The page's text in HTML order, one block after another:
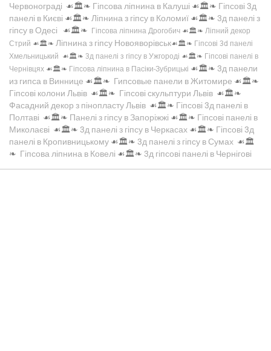
Червонограді ☙🏛️❧ Гіпсова ліпнина в Калуші ☙🏛️❧ Гіпсові 3д
панелі в Києві ☙🏛️❧ Ліпнина з гіпсу в Коломиї ☙🏛️❧ 3д панелі з
гіпсу в Одесі ☙🏛️❧ Гіпсова ліпнина Дрогобич ☙🏛️❧ Ліпний декор
Стрий ☙🏛️❧ Ліпнина з гіпсу Новояворівськ☙🏛️❧ Гіпсові 3d панелі
Хмельницький ☙🏛️❧ 3д панелі з гіпсу в Ужгороді ☙🏛️❧ Гіпсові панелі в
Чернівцях ☙🏛️❧ Гіпсова ліпнина в Пасіки-Зубрицькі ☙🏛️❧ 3д панели
из гипса в Виннице ☙🏛️❧ Гипсовые панели в Житомире ☙🏛️❧
Гіпсові колони Львів ☙🏛️❧ Гіпсові скульптури Львів ☙🏛️❧
Фасадний декор з пінопласту Львів ☙🏛️❧ Гіпсові 3д панелі в
Полтаві ☙🏛️❧ Панелі з гіпсу в Запоріжжі ☙🏛️❧ Гіпсові панелі в
Миколаєві ☙🏛️❧ 3д панелі з гіпсу в Черкасах ☙🏛️❧ Гіпсові 3д
панелі в Кропивницькому ☙🏛️❧ 3д панелі з гіпсу в Сумах ☙🏛️
❧ Гіпсова ліпнина в Ковелі ☙🏛️❧ 3д гіпсові панелі в Чернігові